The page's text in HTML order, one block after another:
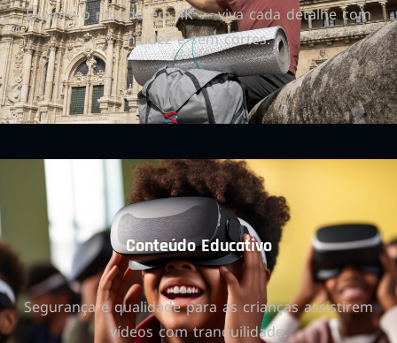
Explore o mundo em 4K — viva cada detalhe com
nitidez e sem cortes.
Conteúdo Educativo
Segurança e qualidade para as crianças assistirem
vídeos com tranquilidade.